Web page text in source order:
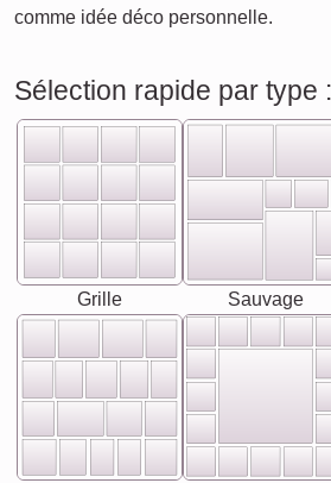
comme idée déco personnelle.
Sélection rapide par type :
Grille Sauvage